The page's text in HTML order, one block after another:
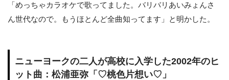
「めっちゃカラオケで歌ってました。バリバリあいみょんさ
ん世代なので。もうほとんど全曲知ってます」と明かした。
ニューヨークの二人が高校に入学した2002年のヒ
ット曲：松浦亜弥「♡桃色片想い♡」